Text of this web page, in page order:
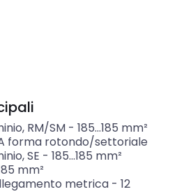
RM/SM- 185...185 mm²
forma rotondo/settoriale
SE - 185...185 mm²
mm²
metrica- 12